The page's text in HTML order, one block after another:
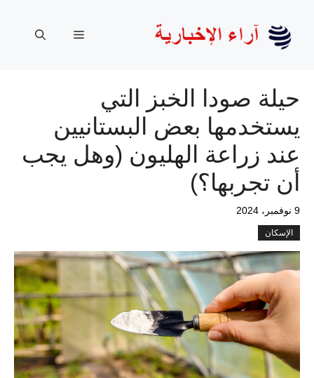
المحتوى
القائمة
حيلة صودا الخبز التي
يستخدمها بعض البستانيين
عند زراعة الهليون (وهل يجب
أن تجربها؟)
9 نوفمبر، 2024
الإسكان